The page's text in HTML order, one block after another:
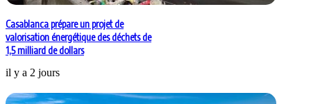
Casablanca prépare un projet de
valorisation énergétique des déchets de
1,5 milliard de dollars
il y a 2 jours